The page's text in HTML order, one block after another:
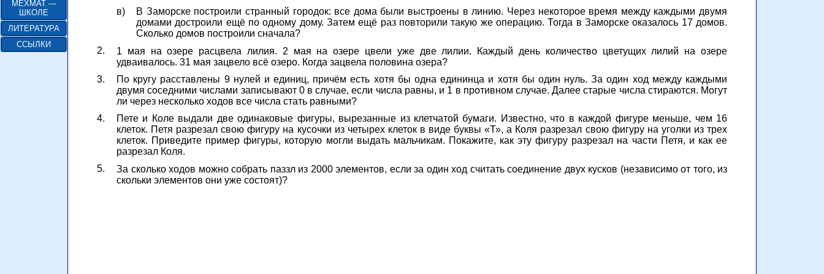
МЕХМАТ —
ШКОЛЕ
ЛИТЕРАТУРА
ССЫЛКИ
в)
В Заморске построили странный городок: все дома были выстроены в линию. Через некоторое время между каждыми двумя
домами достроили ещё по одному дому. Затем ещё раз повторили такую же операцию. Тогда в Заморске оказалось 17 домов.
Сколько домов построили сначала?
2.
1 мая на озере расцвела лилия. 2 мая на озере цвели уже две лилии. Каждый день количество цветущих лилий на озере
удваивалось. 31 мая зацвело всё озеро. Когда зацвела половина озера?
3.
По кругу расставлены 9 нулей и единиц, причём есть хотя бы одна едининца и хотя бы один нуль. За один ход между каждыми
двумя соседними числами записывают 0 в случае, если числа равны, и 1 в противном случае. Далее старые числа стираются. Могут
ли через несколько ходов все числа стать равными?
4.
Пете и Коле выдали две одинаковые фигуры, вырезанные из клетчатой бумаги. Известно, что в каждой фигуре меньше, чем 16
клеток. Петя разрезал свою фигуру на кусочки из четырех клеток в виде буквы «Т», а Коля разрезал свою фигуру на уголки из трех
клеток. Приведите пример фигуры, которую могли выдать мальчикам. Покажите, как эту фигуру разрезал на части Петя, и как ее
разрезал Коля.
5.
За сколько ходов можно собрать паззл из 2000 элементов, если за один ход считать соединение двух кусков (независимо от того, из
скольки элементов они уже состоят)?